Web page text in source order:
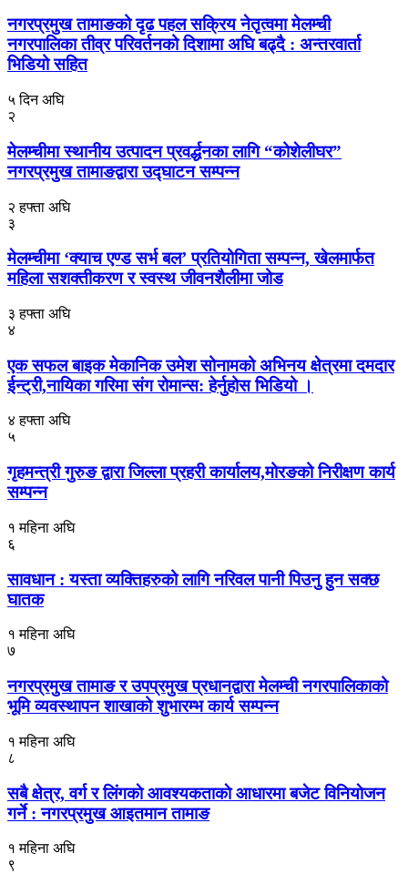
नगरप्रमुख तामाङको दृढ पहल सक्रिय नेतृत्वमा मेलम्ची
नगरपालिका तीव्र परिवर्तनको दिशामा अघि बढ्दै : अन्तरवार्ता
भिडियो सहित
५ दिन अघि
२
मेलम्चीमा स्थानीय उत्पादन प्रवर्द्धनका लागि “कोशेलीघर”
नगरप्रमुख तामाङद्वारा उद्घाटन सम्पन्न
२ हफ्ता अघि
३
मेलम्चीमा ‘क्याच एण्ड सर्भ बल’ प्रतियोगिता सम्पन्न, खेलमार्फत
महिला सशक्तीकरण र स्वस्थ जीवनशैलीमा जोड
३ हफ्ता अघि
४
एक सफल बाइक मेकानिक उमेश सोनामको अभिनय क्षेत्रमा दमदार
ईन्ट्री,नायिका गरिमा संग रोमान्स: हेर्नुहोस भिडियो ।
४ हफ्ता अघि
५
गृहमन्त्री गुरुङ द्वारा जिल्ला प्रहरी कार्यालय,मोरङको निरीक्षण कार्य
सम्पन्न
१ महिना अघि
६
सावधान : यस्ता व्यक्तिहरुको लागि नरिवल पानी पिउनु हुन सक्छ
घातक
१ महिना अघि
७
नगरप्रमुख तामाङ र उपप्रमुख प्रधानद्वारा मेलम्ची नगरपालिकाको
भूमि व्यवस्थापन शाखाको शुभारम्भ कार्य सम्पन्न
१ महिना अघि
८
सबै क्षेत्र, वर्ग र लिंगकाे आवश्यकताकाे आधारमा बजेट विनियाेजन
गर्ने : नगरप्रमुख आइतमान तामाङ
१ महिना अघि
९